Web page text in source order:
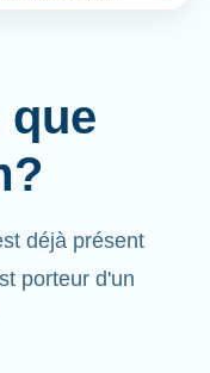
que
déjà présent
porteur d'un